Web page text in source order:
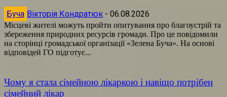
Буча Вікторія Кондратюк - 06.08.2026
Місцеві жителі можуть пройти опитування про благоустрій та
збереження природних ресурсів громади. Про це повідомили
на сторінці громадської організації «Зелена Буча». На основі
відповідей ГО підготує...
Чому я стала сімейною лікаркою і навіщо потрібен
сімейний лікар